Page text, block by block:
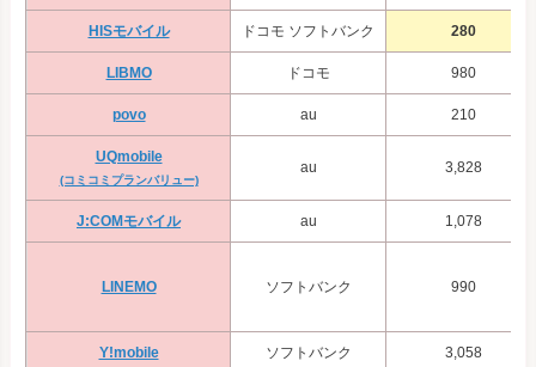
HISモバイル ドコモ ソフトバンク 280
LIBMO ドコモ 980
povo au 210
UQmobile
(コミコミプランバリュー)
au 3,828
J:COMモバイル au 1,078
LINEMO ソフトバンク 990
Y!mobile ソフトバンク 3,058